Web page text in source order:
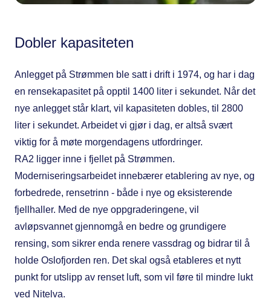
Dobler kapasiteten
Anlegget på Strømmen ble satt i drift i 1974, og har i dag
en rensekapasitet på opptil 1400 liter i sekundet.​ Når det
nye anlegget står klart, vil kapasiteten dobles, til 2800
liter i sekundet. Arbeidet vi gjør i dag, er altså svært
viktig for å møte morgendagens utfordringer.
RA2 ligger inne i fjellet på Strømmen.
Moderniseringsarbeidet innebærer etablering av nye, og
forbedrede, rensetrinn - både i nye og eksisterende
fjellhaller. Med de nye oppgraderingene, vil
avløpsvannet gjennomgå en bedre og grundigere
rensing, som sikrer enda renere vassdrag og bidrar til å
holde Oslofjorden ren. Det skal også etableres et nytt
punkt for utslipp av renset luft, som vil føre til mindre lukt
ved Nitelva.